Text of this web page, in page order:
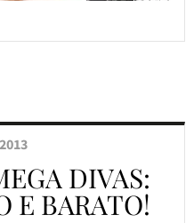
DIVAS:
E BARATO!